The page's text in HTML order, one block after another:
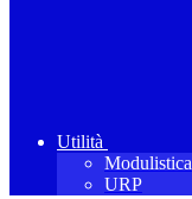
Utilità
Modulistica
URP